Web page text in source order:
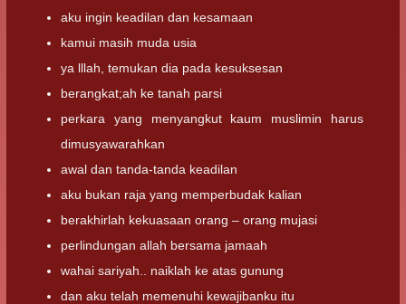
aku ingin keadilan dan kesamaan
kamui masih muda usia
ya lllah, temukan dia pada kesuksesan
berangkat;ah ke tanah parsi
perkara yang menyangkut kaum muslimin harus
dimusyawarahkan
awal dan tanda-tanda keadilan
aku bukan raja yang memperbudak kalian
berakhirlah kekuasaan orang – orang mujasi
perlindungan allah bersama jamaah
wahai sariyah.. naiklah ke atas gunung
dan aku telah memenuhi kewajibanku itu